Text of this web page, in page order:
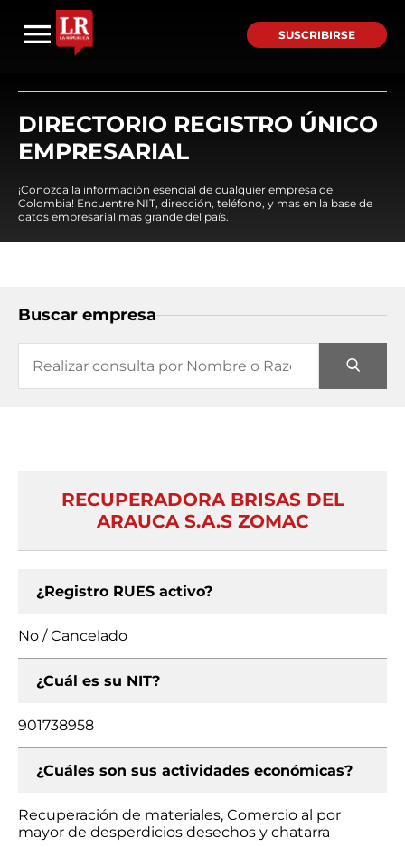
SUSCRIBIRSE
DIRECTORIO REGISTRO ÚNICO
EMPRESARIAL
¡Conozca la información esencial de cualquier empresa de
Colombia! Encuentre NIT, dirección, teléfono, y mas en la base de
datos empresarial mas grande del país.
Buscar empresa
RECUPERADORA BRISAS DEL
ARAUCA S.A.S ZOMAC
¿Registro RUES activo?
No / Cancelado
¿Cuál es su NIT?
901738958
¿Cuáles son sus actividades económicas?
Recuperación de materiales, Comercio al por
mayor de desperdicios desechos y chatarra